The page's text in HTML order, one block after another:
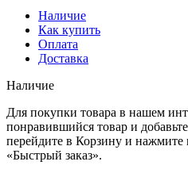
Наличие
Как купить
Оплата
Доставка
Наличие
Для покупки товара в нашем
понравившийся товар и
перейдите в Корзину и нажмите
«Быстрый заказ».